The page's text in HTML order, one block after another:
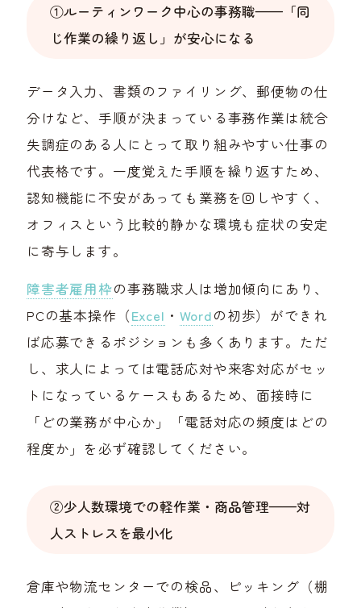
①ルーティンワーク中心の事務職——「同
じ作業の繰り返し」が安心になる
データ入力、書類のファイリング、郵便物の仕
分けなど、手順が決まっている事務作業は統合
失調症のある人にとって取り組みやすい仕事の
代表格です。一度覚えた手順を繰り返すため、
認知機能に不安があっても業務を回しやすく、
オフィスという比較的静かな環境も症状の安定
に寄与します。
障害者雇用枠の事務職求人は増加傾向にあり、
PCの基本操作（Excel ・ Wordの初歩）ができれ
ば応募できるポジションも多くあります。ただ
し、求人によっては電話応対や来客対応がセッ
トになっているケースもあるため、面接時に
「どの業務が中心か」「電話対応の頻度はどの
程度か」を必ず確認してください。
②少人数環境での軽作業・商品管理——対
人ストレスを最小化
倉庫や物流センターでの検品、ピッキング（棚